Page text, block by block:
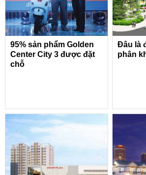
95% sản phẩm Golden
Center City 3 được đặt
chỗ
Đâu là
phân